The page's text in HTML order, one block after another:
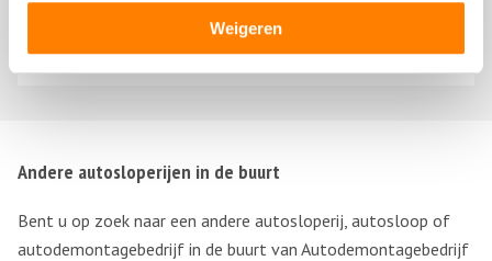
Weigeren
top,
Andere autosloperijen in de buurt
Bent u op zoek naar een andere autosloperij, autosloop of
autodemontagebedrijf in de buurt van Autodemontagebedrijf